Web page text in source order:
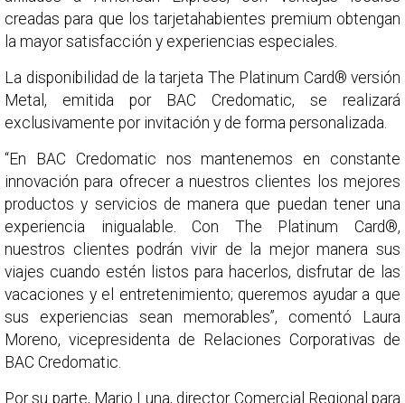
creadas para que los tarjetahabientes premium obtengan
la mayor satisfacción y experiencias especiales.
La disponibilidad de la tarjeta The Platinum Card® versión
Metal, emitida por BAC Credomatic, se realizará
exclusivamente por invitación y de forma personalizada.
“En BAC Credomatic nos mantenemos en constante
innovación para ofrecer a nuestros clientes los mejores
productos y servicios de manera que puedan tener una
experiencia inigualable. Con The Platinum Card®,
nuestros clientes podrán vivir de la mejor manera sus
viajes cuando estén listos para hacerlos, disfrutar de las
vacaciones y el entretenimiento; queremos ayudar a que
sus experiencias sean memorables”, comentó Laura
Moreno, vicepresidenta de Relaciones Corporativas de
BAC Credomatic.
Por su parte, Mario Luna, director Comercial Regional para